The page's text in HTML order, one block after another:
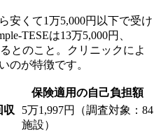
安くて1万5,000円以下で受け
TESEは13万5,000円 、
とのこと。クリニックによ
のが特徴です。
保険適用の自己負担額
収
5万1,997円（調査対象：84
施設）